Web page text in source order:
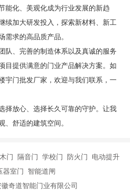
能化、美观化成为行业发展的新趋
续加大研发投入，探索新材料、新工
需求的高品质产品。
队、完善的制造体系以及真诚的服务
目提供满意的门业产品解决方案。如
宇门批发厂家，欢迎与我们联系，一
择放心、选择长久可靠的守护。让我
、舒适的建筑空间。
门 隔音门 学校门 防火门 电动提升
器室门 智能道闸
奇道智能门业有限公司